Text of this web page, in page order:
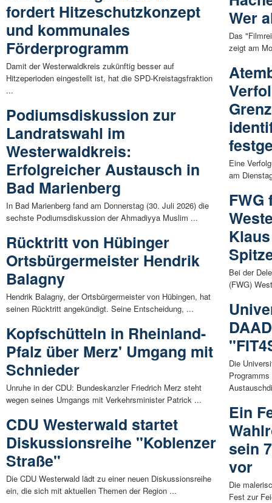
fordert Hitzeschutzkonzept
und kommunales
Förderprogramm
Damit der Westerwaldkreis zukünftig besser auf
Hitzeperioden eingestellt ist, hat die SPD-Kreistagsfraktion
...
Podiumsdiskussion zur
Landratswahl im
Westerwaldkreis:
Erfolgreicher Austausch in
Bad Marienberg
In Bad Marienberg fand am Donnerstag (30. Juli 2026) die
sechste Podiumsdiskussion der Ahmadiyya Muslim ...
Rücktritt von Hübinger
Ortsbürgermeister Hendrik
Balagny
Hendrik Balagny, der Ortsbürgermeister von Hübingen, hat
seinen Rücktritt angekündigt. Seine Entscheidung, ...
Kopfschütteln in Rheinland-
Pfalz über Merz' Umgang mit
Schnieder
Unruhe in der CDU: Bundeskanzler Friedrich Merz steht
wegen seines Umgangs mit Verkehrsminister Patrick ...
CDU Westerwald startet
Diskussionsreihe "Koblenzer
Straße"
Die CDU Westerwald lädt zu einer neuen Diskussionsreihe
ein, die sich mit aktuellen Themen der Region ...
Wer
Das
zeigt am
Eine
am
FWG
Bei der
(FWG)
Die
Ein
sein
vor
Die
Fest zur